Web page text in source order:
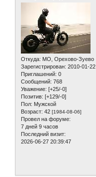
Откуда: МО, Орехово-Зуево
Зарегистрирован: 2010-01-22
Приглашений: 0
Сообщений: 768
Уважение: [+25/-0]
Позитив: [+129/-0]
Пол: Мужской
Возраст: 42 [1984-08-06]
Провел на форуме:
7 дней 9 часов
Последний визит:
2026-06-27 20:39:47